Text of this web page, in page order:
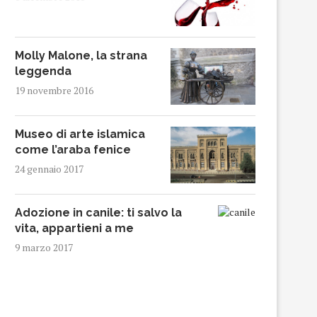
Molly Malone, la strana
leggenda
19 novembre 2016
Museo di arte islamica
come l’araba fenice
24 gennaio 2017
Adozione in canile: ti salvo la
vita, appartieni a me
9 marzo 2017